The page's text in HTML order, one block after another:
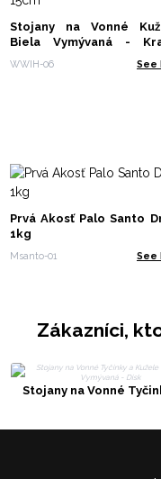
Stojany na Vonné
Biela Vymývaná -
15cm
WWIH-06 See
Prvá Akosť Palo Santo Drievka
1kg
Msanto-01 See
Zákazníci,
Stojany na Vonné